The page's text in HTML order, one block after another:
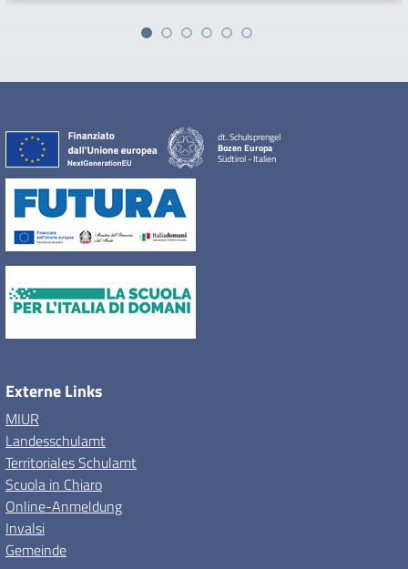
dt. Schulsprengel
Bozen Europa
Südtirol - Italien
Externe Links
MIUR
Landesschulamt
Territoriales Schulamt
Scuola in Chiaro
Online-Anmeldung
Invalsi
Gemeinde